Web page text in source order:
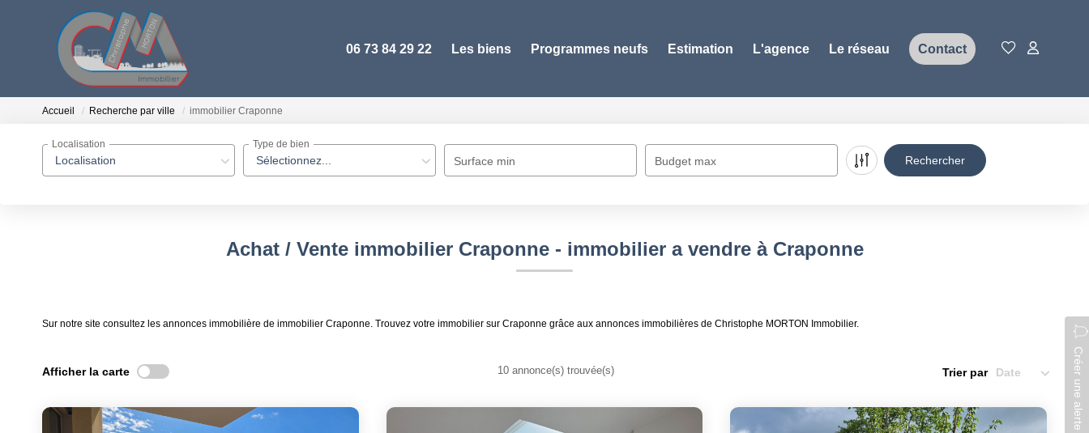
06 73 84 29 22 Les biens Programmes neufs Estimation L'agence Le réseau Contact
Accueil Recherche par ville immobilier Craponne
Localisation
Localisation
Sélectionnez...
Type de bien
Surface min Budget max
Achat / Vente immobilier Craponne - immobilier a vendre à Craponne
Sur notre site consultez les annonces immobilière de immobilier Craponne. Trouvez votre immobilier sur Craponne grâce aux annonces immobilières de Christophe MORTON Immobilier.
Créer une alerte
Afficher la carte 10 annonce(s) trouvée(s) Trier par